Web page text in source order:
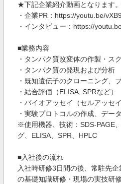
★下記企業紹介動画となります
・企業PR：https://youtu.be/
・インタビュー：https://
■業務内容
・タンパク質改変体の作製・ス
・タンパク質の発現および分析
・既知遺伝子のクローニング、
・結合評価（ELISA, SPRなど）
・バイオアッセイ（セルアッセイ
・実験プロトコルの作成、デー
※使用機器、技術：SDS-PAGE
グ、ELISA、SPR、HPLC
■入社後の流れ
入社時研修3日間の後、常駐先
の基礎知識研修・現場の実技研